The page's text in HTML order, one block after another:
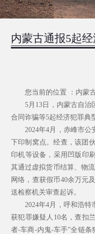
内蒙古通报5起
您当前的位置 ：内蒙古
5月13日，内蒙古自治区
合同诈骗等5起经济犯罪典
2024年4月，赤峰市公安
下印制窝点。经查，该团
印机等设备，采用凹版印
其通过虚拟货币结算、物
网络，查获假币40余万元
送检察机关审查起诉。
2024年4月，呼和浩特市
获犯罪嫌疑人10名，查扣
者-车商-内鬼-车手”全链条